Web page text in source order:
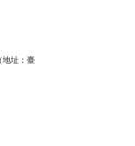
地址：臺